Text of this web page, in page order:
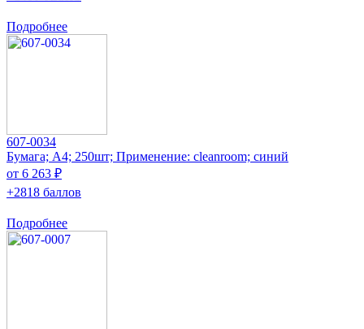
Подробнее
607-0034
Бумага; A4; 250шт; Применение: cleanroom; синий
от 6 263 ₽
+2818 баллов
Подробнее